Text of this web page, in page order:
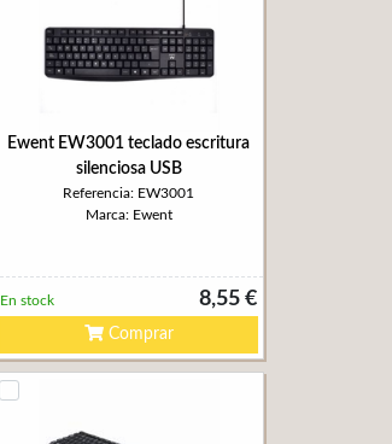
Ewent EW3001 teclado escritura
silenciosa USB
Referencia: EW3001
Marca: Ewent
8,55 €
En stock
Comprar